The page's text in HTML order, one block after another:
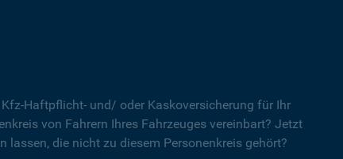
Haftpflicht- und/ oder Kaskoversicherung für Ihr
von Fahrern Ihres Fahrzeuges vereinbart? Jetzt
lassen, die nicht zu diesem Personenkreis gehört?